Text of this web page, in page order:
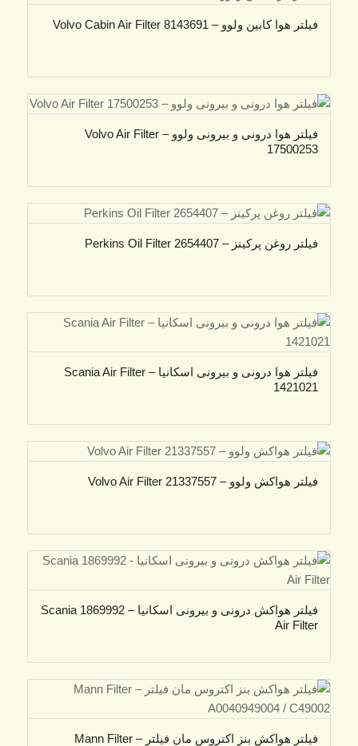
فیلتر هوا کابین ولوو – Volvo Cabin Air Filter 8143691
فیلتر هوا درونی و بیرونی ولوو – Volvo Air Filter
17500253
فیلتر روغن پرکینز – Perkins Oil Filter 2654407
فیلتر هوا درونی و بیرونی اسکانیا – Scania Air Filter
1421021
فیلتر هواکش ولوو – Volvo Air Filter 21337557
فیلتر هواکش درونی و بیرونی اسکانیا – 1869992 Scania
Air Filter
فیلتر هواکش بنز اکتروس مان فیلتر – Mann Filter